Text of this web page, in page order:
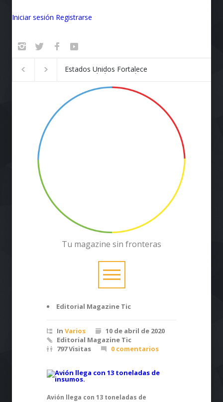
Iniciar sesión Registrarse
Badalona se convierte en el
epicentro de la innovación
Tu magazine sin fronteras
Editorial Magazine Tic
In Varios
10 de abril de 2020
Editorial Magazine Tic
797 Visitas
0 comentarios
Avión llega con 13 toneladas de